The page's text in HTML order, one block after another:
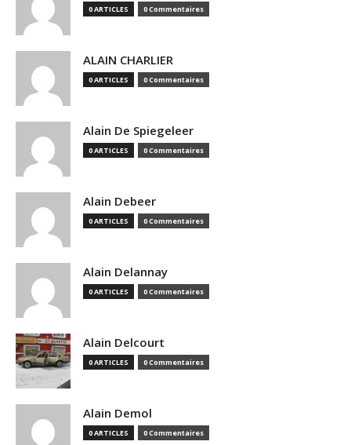
0 ARTICLES 0 Commentaires
ALAIN CHARLIER
0 ARTICLES 0 Commentaires
Alain De Spiegeleer
0 ARTICLES 0 Commentaires
Alain Debeer
0 ARTICLES 0 Commentaires
Alain Delannay
0 ARTICLES 0 Commentaires
Alain Delcourt
0 ARTICLES 0 Commentaires
Alain Demol
0 ARTICLES 0 Commentaires